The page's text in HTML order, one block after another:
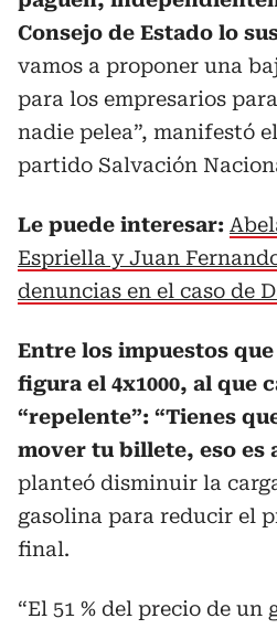
Consejo de Estado lo
vamos a proponer una
para los empresarios
nadie pelea”, manifestó
partido Salvación
Le puede interesar:
Espriella y Juan
denuncias en el caso de
Entre los impuestos
figura el 4x1000, al que
“repelente”: “Tienes
mover tu billete, eso es
planteó disminuir la
gasolina para reducir el
final.
“El 51 % del precio de un